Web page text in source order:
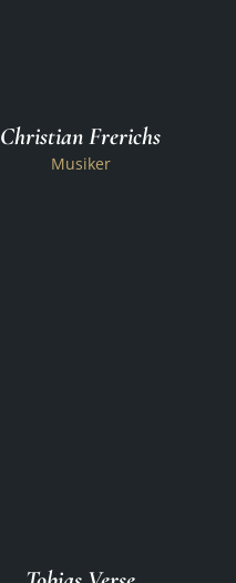
Christian Frerichs
Musiker